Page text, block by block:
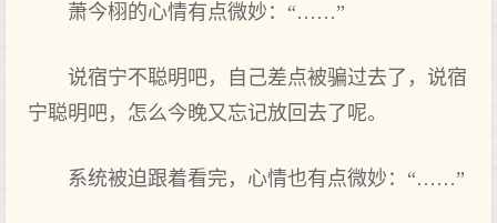
萧今栩的心情有点‌微妙：“……”
说宿宁不聪明吧，自己差点‌被骗过去了，说宿
宁聪明吧，怎么‌今晚又忘记放回去了呢。
系统被迫跟着看完，心情也有点‌微妙：“……”